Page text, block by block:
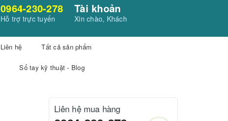
0964-230-278
Hỗ trợ trực tuyến
Tài khoản
Xin chào, Khách
Liên hệ Tất cả sản phẩm
Sổ tay kỹ thuật - Blog
Liên hệ mua hàng